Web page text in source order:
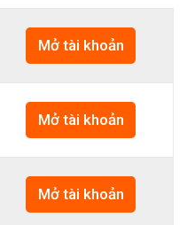
Mở tài khoản
Mở tài khoản
Mở tài khoản